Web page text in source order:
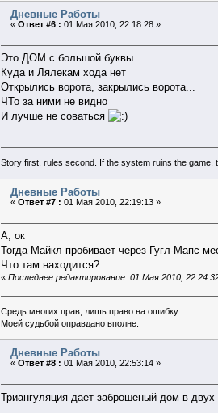
Дневные Работы
«Ответ #6 : 01 Мая 2010, 22:18:28 »
Это ДОМ с большой буквы.
Куда и Лялекам хода нет
Открылись ворота, закрылись ворота...
ЧТо за ними не видно
И лучше не соваться
Story first, rules second. If the system ruins the game,
Дневные Работы
«Ответ #7 : 01 Мая 2010, 22:19:13 »
А, ок
Тогда Майкл пробивает через Гугл-Мапс
Что там находится?
« Последнее редактирование: 01 Мая 2010,
Средь многих прав, лишь право на ошибку
Моей судьбой оправдано вполне.
Дневные Работы
«Ответ #8 : 01 Мая 2010, 22:53:14 »
Триангуляция дает заброшеный дом в двух